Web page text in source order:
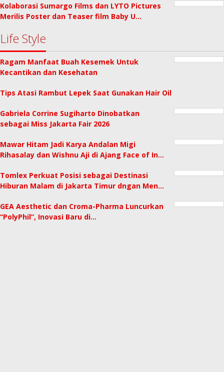
Kolaborasi Sumargo Films dan LYTO Pictures
Merilis Poster dan Teaser film Baby U…
Life Style
Ragam Manfaat Buah Kesemek Untuk
Kecantikan dan Kesehatan
Tips Atasi Rambut Lepek Saat Gunakan Hair Oil
Gabriela Corrine Sugiharto Dinobatkan
sebagai Miss Jakarta Fair 2026
Mawar Hitam Jadi Karya Andalan Migi
Rihasalay dan Wishnu Aji di Ajang Face of In…
Tomlex Perkuat Posisi sebagai Destinasi
Hiburan Malam di Jakarta Timur dngan Men…
GEA Aesthetic dan Croma-Pharma Luncurkan
“PolyPhil”, Inovasi Baru di…